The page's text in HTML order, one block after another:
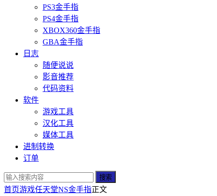
PS3金手指
PS4金手指
XBOX360金手指
GBA金手指
日志
随便说说
影音推荐
代码资料
软件
游戏工具
汉化工具
媒体工具
进制转换
订单
搜索
首页游戏任天堂NS金手指正文